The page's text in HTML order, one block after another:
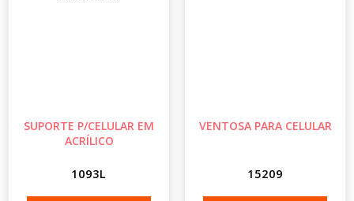
SUPORTE P/CELULAR EM
ACRÍLICO
1093L
VENTOSA PARA CELULAR
15209